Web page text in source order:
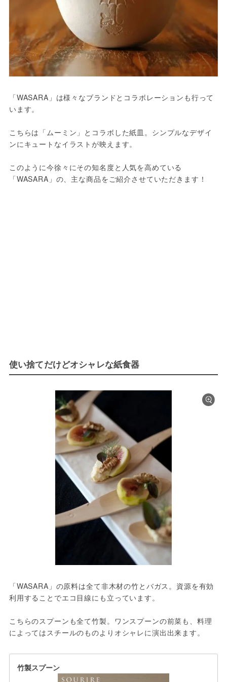
「WASARA」は様々なブランドとコラボレーションも行って
います。
こちらは「ムーミン」とコラボした紙皿。シンプルなデザイ
ンにキュートなイラストが映えます。
このように今徐々にその知名度と人気を高めている
「WASARA」の、主な商品をご紹介させていただきます！
使い捨てだけどオシャレな紙食器
「WASARA」の原料は全て非木材の竹とバガス。資源を有効
利用することでエコ目線にも立っています。
こちらのスプーンも全て竹製。ワンスプーンの前菜も、料理
によってはスチールのものよりオシャレに演出出来ます。
竹製スプーン